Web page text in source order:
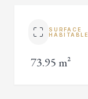
SURFACE
HABITABLE
73.95 m²